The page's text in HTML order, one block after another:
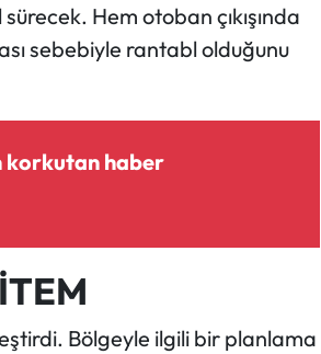
Hem otoban çıkışında
sebebiyle rantabl olduğunu
korkutan haber
Bölgeyle ilgili bir planlama